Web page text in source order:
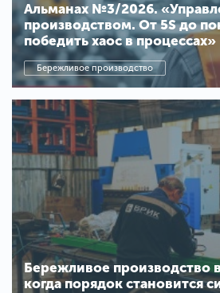
Альманах №3/2026.
производством. От 5S до
победить хаос в процессах»
Бережливое производство
Бережливое производство
когда порядок становится